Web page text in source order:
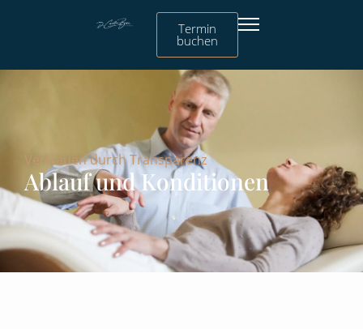
Termin
buchen
Vertrauen durch Transparenz
Ablauf und Konditionen